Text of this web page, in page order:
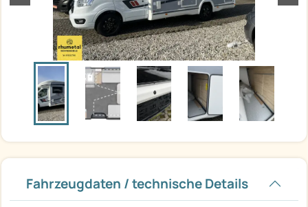
Fahrzeugdaten / technische Details